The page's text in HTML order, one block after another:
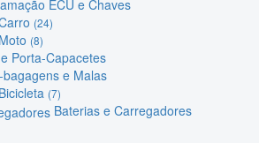
ECU e Chaves
(24)
(8)
Porta-Capacetes
bagagens e Malas
(7)
Baterias e Carregadores